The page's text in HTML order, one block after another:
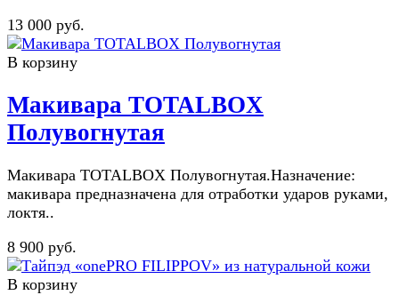
13 000 руб.
В корзину
Макивара TOTALBOX
Полувогнутая
Макивара TOTALBOX Полувогнутая.Назначение:
макивара предназначена для отработки ударов руками,
локтя..
8 900 руб.
В корзину